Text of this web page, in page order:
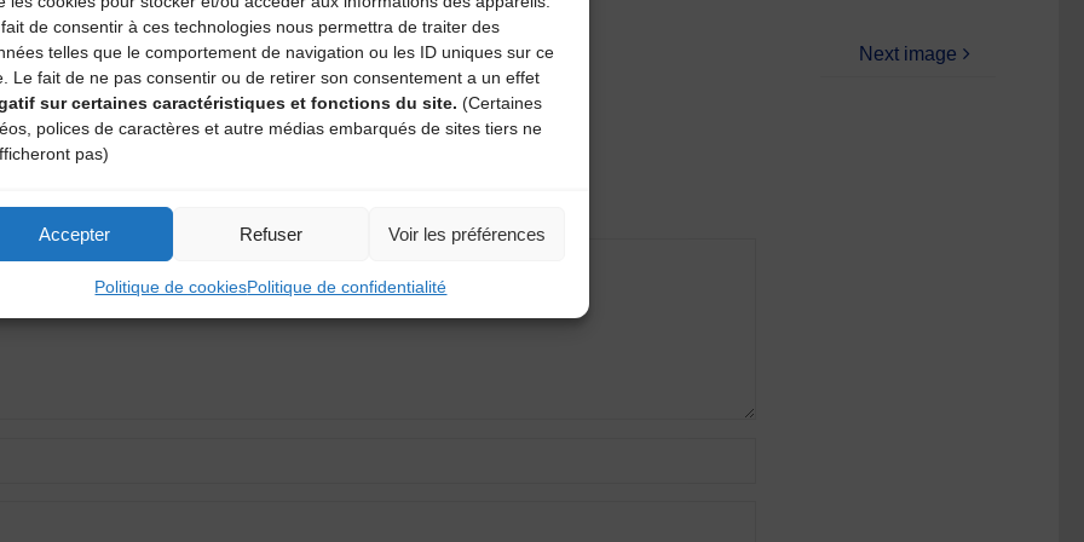
de consentir à ces technologies nous permettra de traiter des
telles que le comportement de navigation ou les ID uniques sur ce
Le fait de ne pas consentir ou de retirer son consentement a un effet
sur certaines caractéristiques et fonctions du site. (Certaines
polices de caractères et autre médias embarqués de sites tiers ne
pas)
Accepter Refuser Voir les préférences
Politique de cookiesPolitique de confidentialité
Next image
sont indiqués avec